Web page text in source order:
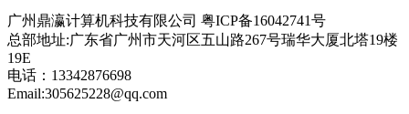
广州鼎瀛计算机科技有限公司 粤ICP备16042741号
总部地址:广东省广州市天河区五山路267号瑞华大厦北塔19楼
19E
电话：13342876698
Email:305625228@qq.com